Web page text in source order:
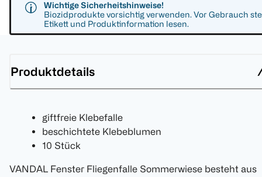
Wichtige Sicherheitshinweise!
Biozidprodukte vorsichtig verwenden. Vor Gebrauch
Etikett und Produktinformation lesen.
Produktdetails
giftfreie Klebefalle
beschichtete Klebeblumen
10 Stück
VANDAL Fenster Fliegenfalle Sommerwiese besteht aus